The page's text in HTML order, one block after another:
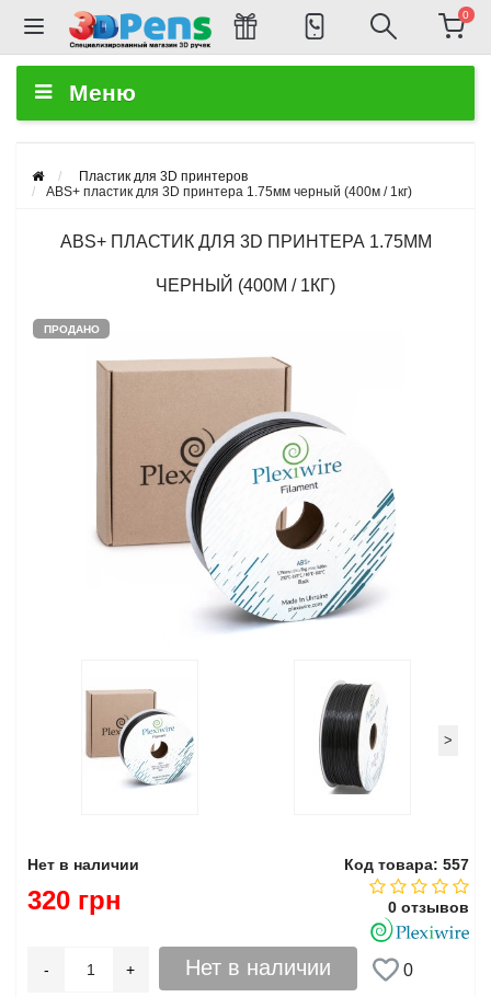
0
Меню
Пластик для 3D принтеров
ABS+ пластик для 3D принтера 1.75мм черный (400м / 1кг)
ABS+ ПЛАСТИК ДЛЯ 3D ПРИНТЕРА 1.75ММ
ЧЕРНЫЙ (400М / 1КГ)
ПРОДАНО
>
Нет в наличии Код товара: 557
0 отзывов
320 грн
+
- Нет в наличии 0